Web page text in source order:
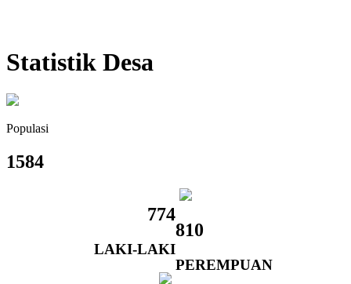
Statistik Desa
Populasi
1584
774
LAKI-LAKI
810
PEREMPUAN